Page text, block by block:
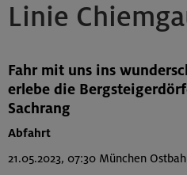
Linie
Fahr mit uns ins
erlebe die
Sachrang
Abfahrt
21.05.2023, 07:30 München